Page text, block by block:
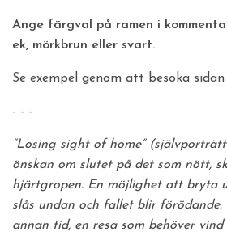
Ange färgval på ramen i
ek, mörkbrun eller svart.
Se exempel genom att besöka
- - -
“Losing sight of home”
önskan om slutet på det som nött,
hjärtgropen. En möjlighet att bryta
slås undan och fallet blir förödande.
annan tid, en resa som behöver vind